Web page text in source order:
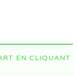
EN CLIQUANT